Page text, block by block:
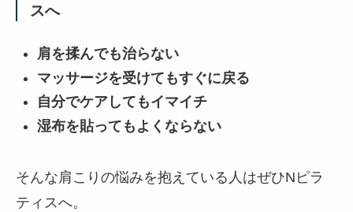
スへ
肩を揉んでも治らない
マッサージを受けてもすぐに戻る
自分でケアしてもイマイチ
湿布を貼ってもよくならない
そんな肩こりの悩みを抱えている人はぜひNピラ
ティスへ。